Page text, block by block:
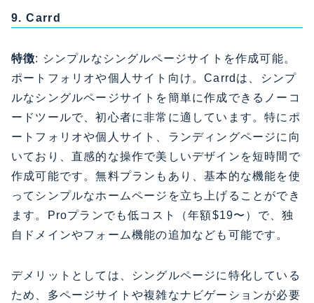
9. Carrd
特徴: シンプルなシングルページサイトを作成可能。
ポートフォリオや個人サイト向け。Carrdは、シンプ
ルなシングルページサイトを簡単に作成できるノーコ
ードツールで、初心者に非常に適しています。特にポ
ートフォリオや個人サイト、ランディングページに向
いており、直感的な操作で美しいデザインを短時間で
作成可能です。無料プランもあり、基本的な機能を使
ってシンプルなホームページを立ち上げることができ
ます。Proプランでも低コスト（年額$19〜）で、独
自ドメインやフォーム機能の追加なども可能です。
デメリットとしては、シングルページに特化している
ため、多ページサイトや複雑なナビゲーションが必要